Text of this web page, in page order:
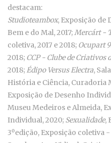
destacam:
Studioteambox, Exposição de
Bem e do Mal, 2017;Mercárt -
coletiva, 2017 e 2018; Ocupart
2018; CCP - Clube de Criativos
2018;Édipo Versus Electra,
História e Ciência, Curadoria
Exposição de Desenho
Museu Medeiros e Almeida,
Individual, 2020; Sexualidade,
3ºedição, Exposição coletiva